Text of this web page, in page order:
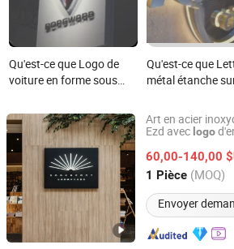
Qu'est-ce que Logo de
voiture en forme sous
extérieur
Qu'est-ce que
métal étanche
logo lumineux
extérieur
Art en acier
Ezd avec logo
60,00-140,00
1 Pièce (MOQ)
Envoyer
Shenyang Ezd Sign Co., Ltd
Liaoning, China Depuis